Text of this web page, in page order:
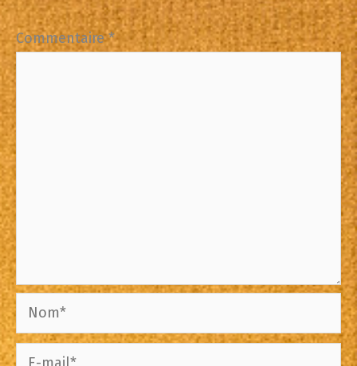
Commentaire*
Nom*